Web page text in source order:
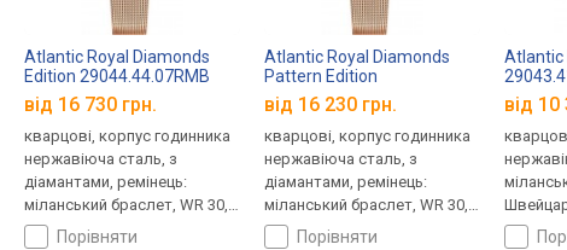
Atlantic Royal Diamonds
Edition 29044.44.07RMB
від 16 730 грн.
кварцові, корпус годинника
нержавіюча сталь, з
діамантами, ремінець:
міланський браслет, WR 30,
Швейцаріяпорівняти
Atlantic Royal Diamonds
Pattern Edition
29044.44.57MB
від 16 230 грн.
кварцові, корпус годинника
нержавіюча сталь, з
діамантами, ремінець:
міланський браслет, WR 30,
Швейцаріяпорівняти
Atlantic
від 10